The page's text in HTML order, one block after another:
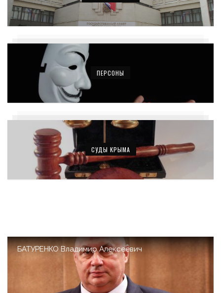
ПЕРСОНЫ
СУДЫ КРЫМА
БАТУРЕНКО Владимир Алексеевич